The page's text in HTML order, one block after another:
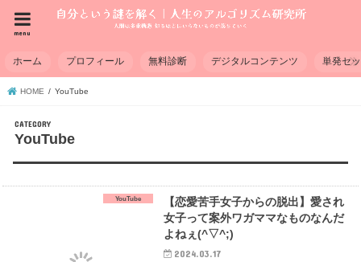
menu
ホーム プロフィール 無料診断 デジタルコンテンツ 単発セ
HOME YouTube
YouTube
YouTube
【恋愛苦手女子からの脱出】愛され
女子って案外ワガママなものなんだ
よねぇ(^▽^;)
2024.03.17